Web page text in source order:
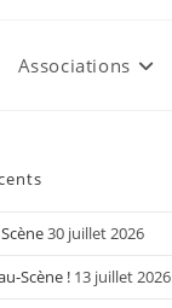
Associations
30 juillet 2026
Scène ! 13 juillet 2026